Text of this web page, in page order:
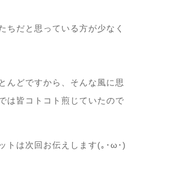
ちだと思っている方が少なく
んどですから、そんな風に思
は皆コトコト煎じていたので
トは次回お伝えします(｡･ω･)